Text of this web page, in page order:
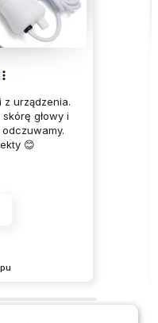
z urządzenia.
głowy i
😊